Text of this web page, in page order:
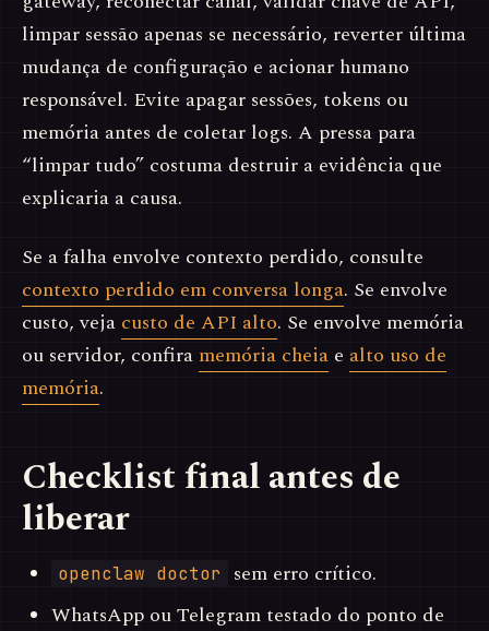
limpar sessão apenas se necessário, reverter última
mudança de configuração e acionar humano
responsável. Evite apagar sessões, tokens ou
memória antes de coletar logs. A pressa para
“limpar tudo” costuma destruir a evidência que
explicaria a causa.
Se a falha envolve contexto perdido, consulte
contexto perdido em conversa longa. Se envolve
custo, veja custo de API alto. Se envolve memória
ou servidor, confira memória cheia e alto uso de
memória.
Checklist final antes de
liberar
openclaw doctor
sem erro crítico.
WhatsApp ou Telegram testado do ponto de